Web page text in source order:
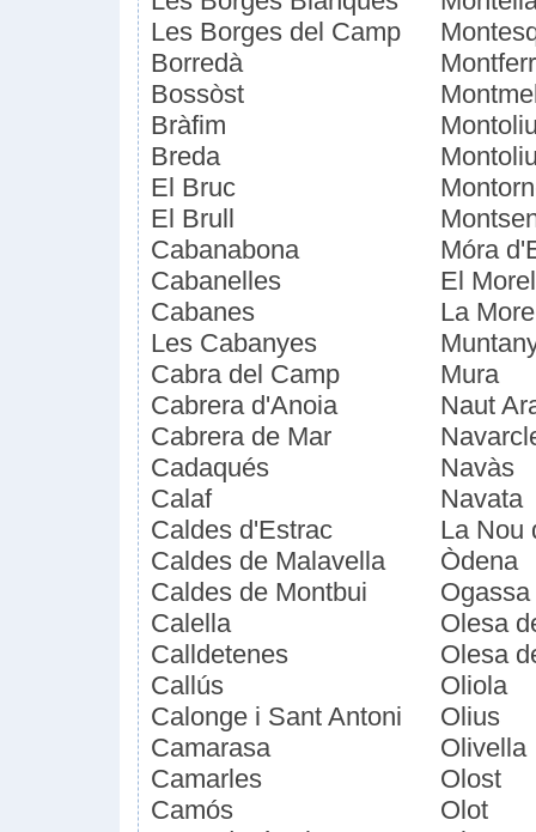
Les Borges del Camp
Borredà
Bossòst
Bràfim
Breda
El Bruc
El Brull
Cabanabona
Cabanelles
Cabanes
Les Cabanyes
Cabra del Camp
Cabrera d'Anoia
Cabrera de Mar
Cadaqués
Calaf
Caldes d'Estrac
Caldes de Malavella
Caldes de Montbui
Calella
Calldetenes
Callús
Calonge i Sant Antoni
Camarasa
Camarles
Camós
Móra
El
La
Mura
Naut
Navàs
Navata
La Nou
Òdena
Ogassa
Olesa
Olesa
Oliola
Olius
Olivella
Olost
Olot